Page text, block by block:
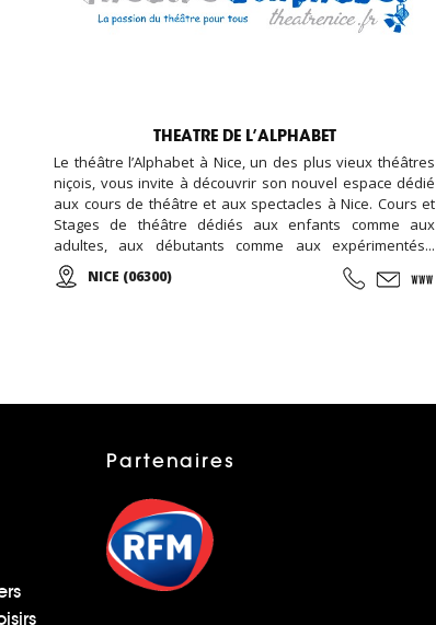
THEATRE DE L’ALPHABET
Le théâtre l’Alphabet à Nice, un des plus vieux théâtres
niçois, vous invite à découvrir son nouvel espace dédié
aux cours de théâtre et aux spectacles à Nice. Cours et
Stages de théâtre dédiés aux enfants comme aux
adultes, aux débutants comme aux expérimentés...
Spectacles de théâtre avec des pièces de théâtre
classique et contemporain...
NICE (06300)
Partenaires